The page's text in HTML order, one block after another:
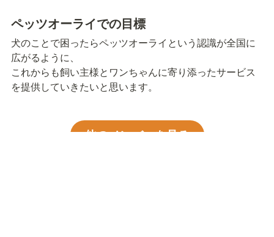
ペッツオーライでの目標
犬のことで困ったらペッツオーライという認識が全国に
広がるように、
これからも飼い主様とワンちゃんに寄り添ったサービス
を提供していきたいと思います。
他のメンバーを見る